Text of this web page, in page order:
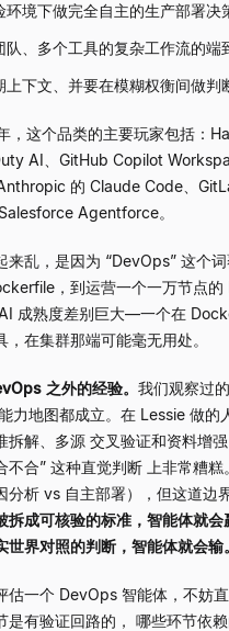
环境下做完全自主的生产部署决
队、多个工具的复杂工作流的端
上下文、并要在模糊权衡间做判
，这个品类的主要玩家包括：
AI、GitHub Copilot
的 Claude Code、
Agentforce。
来乱，是因为 “DevOps” 这个词
，到运营一个一万节点的
成熟度差别巨大—一个在
，在集群那端可能毫无用处。
之外的经验。 我们观察过
力地图都成立。在 Lessie 做的
拆解、多源 交叉验证和资料增
不合” 这种直觉判断 上非常糟
分析 vs 自主部署），但这道边
拆成可核验的标准，智能体就
世界对照的判断，智能体就会输。
估一个 DevOps 智能体，不妨
是有验证回路的， 哪些环节依